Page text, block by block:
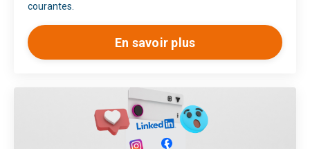
courantes.
En savoir plus